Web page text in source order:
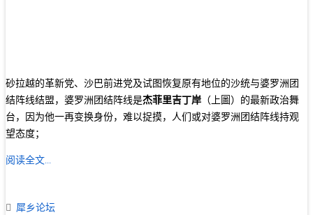
砂拉越的革新党、沙巴前进党及试图恢复原有地位的沙统与婆罗洲团
结阵线结盟，婆罗洲团结阵线是杰菲里吉丁岸 （上圖）的最新政治舞
台，因为他一再变换身份，难以捉摸，人们或对婆罗洲团结阵线持观
望态度；
阅读全文...
犀乡论坛